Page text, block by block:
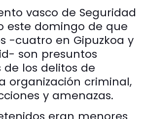
vasco de Seguridad
este domingo de que
-cuatro en Gipuzkoa y
son presuntos
de los delitos de
organización criminal,
y amenazas.